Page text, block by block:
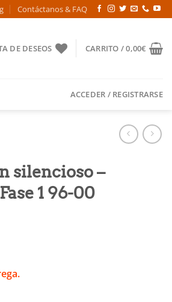
Contáctanos & FAQ
DE DESEOS CARRITO /0,00€
ACCEDER / REGISTRARSE
silencioso –
1 96-00
16v VTS Fase 1 96-00 (Ragazzon)